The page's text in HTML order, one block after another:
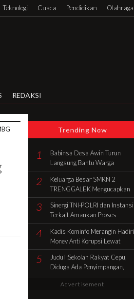
Teknologi Cuaca Pendidikan Olahraga
REDAKSI
Trending Now
1
Babinsa Desa Awin Turun
Langsung Bantu Warga
Gotong Royong Bangun Rumah
di Batang Hari
2
Keluarga Besar SMKN 2
TRENGGALEK Mengucapkan
Selamat HUT Ke-81 RI
3
Sinergi TNI-POLRI dan Instansi
Terkait Amankan Proses
Pencocokan Fisik Objek
Sengketa di Kelurahan Selamat
4
Kadis Kominfo Merangin Hadiri
Monev Anti Korupsi Lewat
Zoom Dukung Penuh Desa
Sidolego Jadi Percontohan
Desa Anti Korupsi
5
Judul :Sekolah Rakyat Cepu,
Diduga Ada Penyimpangan,
Advertisement